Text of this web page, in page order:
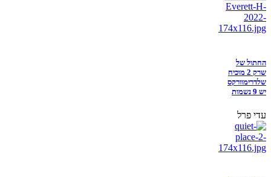
החתול של
שרק 2 מוכיח
שלדרימוורקס
יש 9 נשמות
עדי פרל